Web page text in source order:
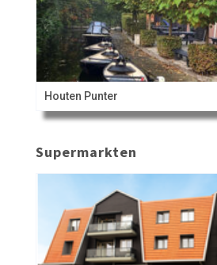
Houten Punter
Supermarkten